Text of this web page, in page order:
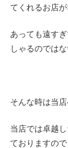
てくれるお店
あっても遠す
しゃるのでは
そんな時は当
当店では卓越
ておりますの